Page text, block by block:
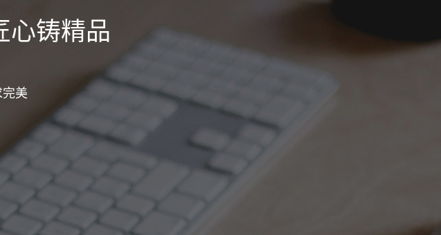
心铸精品
美